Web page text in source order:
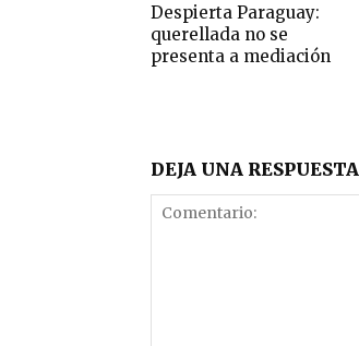
Despierta Paraguay:
querellada no se
presenta a mediación
DEJA UNA RESPUESTA